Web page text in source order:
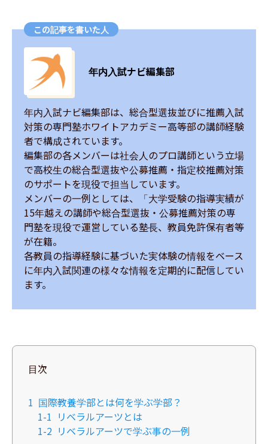
この記事を書いた人
年内入試ナビ編集部
年内入試ナビ編集部は、総合型選抜並びに推薦入試
対策の専門塾ホワイトアカデミー高等部の講師経験
者で構成されています。
編集部の各メンバーは社会人のプロ講師という立場
で高校生の総合型選抜や公募推薦・指定校推薦対策
のサポートを現役で担当しています。
メンバーの一例としては、「大学受験の指導実績が
15年越えの講師や総合型選抜・公募推薦対策の専
門塾を現役で運営している塾長、教員免許保有者等
が在籍。
各教員の指導経験に基づいた実体験の情報をベース
に年内入試関連の様々な情報を定期的に配信してい
ます。
目次
1 国際教養学部とは何を学ぶ学部？
1-1 リベラルアーツとは
1-2 リベラルアーツで学ぶ事の一例